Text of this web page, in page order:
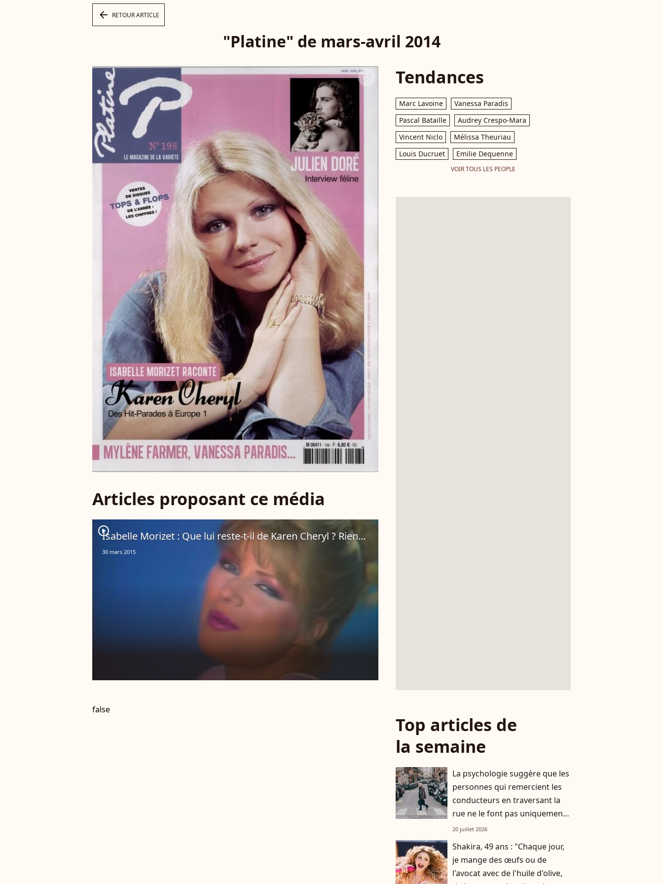
arrow_left RETOUR ARTICLE
"Platine" de mars-avril 2014
Articles proposant ce média
player2
Isabelle Morizet : Que lui reste-t-il de Karen Cheryl ? Rien...
30 mars 2015
false
Tendances
Marc Lavoine
Vanessa Paradis
Pascal Bataille
Audrey Crespo-Mara
Vincent Niclo
Mélissa Theuriau
Louis Ducruet
Emilie Dequenne
VOIR TOUS LES PEOPLE
Top articles de
la semaine
La psychologie suggère que les
personnes qui remercient les
conducteurs en traversant la
rue ne le font pas uniquement
par gratitude
20 juillet 2026
Shakira, 49 ans : "Chaque jour,
je mange des œufs ou de
l'avocat avec de l'huile d'olive,